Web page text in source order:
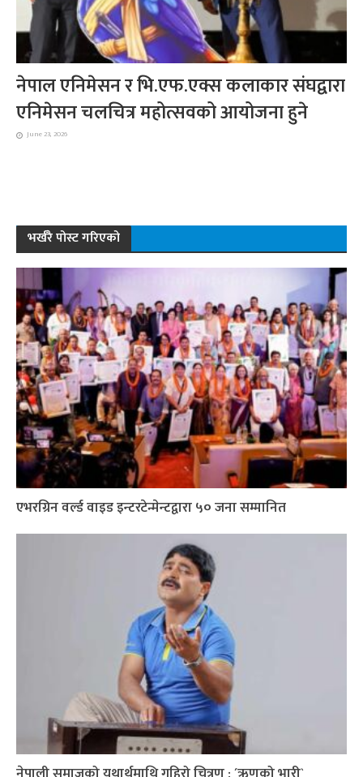
नेपाल एनिमेसन र भि.एफ.एक्स कलाकार संघद्वारा
एनिमेसन चलचित्र महोत्सवको आयोजना हुने
June 23, 2026
भर्खरै पोस्ट गरिएको
एभरग्रिन वर्ल्ड वाइड इन्टरटेन्मेन्टद्वारा ५० जना सम्मानित